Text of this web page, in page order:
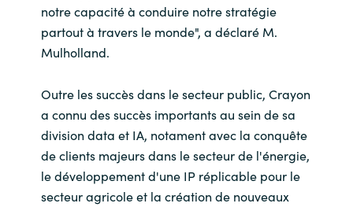
notre capacité à conduire notre stratégie
partout à travers le monde", a déclaré M.
Mulholland.
Outre les succès dans le secteur public, Crayon
a connu des succès importants au sein de sa
division data et IA, notament avec la conquête
de clients majeurs dans le secteur de l'énergie,
le développement d'une IP réplicable pour le
secteur agricole et la création de nouveaux